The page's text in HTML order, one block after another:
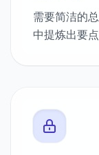
需要简洁的
中提炼出要点